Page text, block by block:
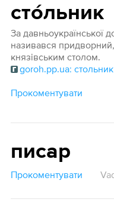
сто́льник
За давньоукраїнської
називався
князівським столом.
goroh.pp.ua: стольник
Прокоментувати
писар
Прокоментувати